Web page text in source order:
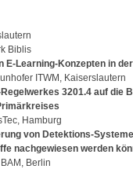
Biblis
E-Learning-Konzepten in
ITWM, Kaiserslautern
3201.4 auf
Hamburg
von Detektions-
nachgewiesen werden
Berlin